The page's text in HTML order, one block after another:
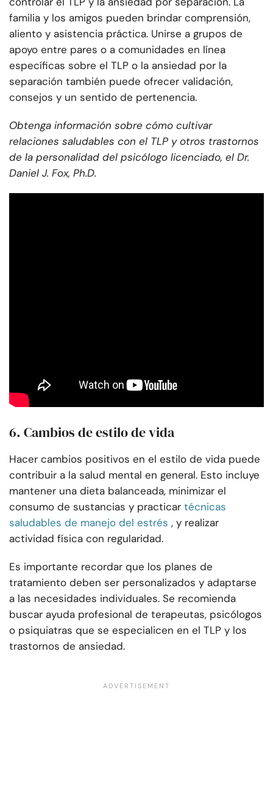
familia y los amigos pueden brindar comprensión,
aliento y asistencia práctica. Unirse a grupos de
apoyo entre pares o a comunidades en línea
específicas sobre el TLP o la ansiedad por la
separación también puede ofrecer validación,
consejos y un sentido de pertenencia.
Obtenga información sobre cómo cultivar
relaciones saludables con el TLP y otros trastornos
de la personalidad del psicólogo licenciado, el Dr.
Daniel J. Fox, Ph.D.
6. Cambios de estilo de vida
Hacer cambios positivos en el estilo de vida puede
contribuir a la salud mental en general. Esto incluye
mantener una dieta balanceada, minimizar el
consumo de sustancias y practicar técnicas
saludables de manejo del estrés , y realizar
actividad física con regularidad.
Es importante recordar que los planes de
tratamiento deben ser personalizados y adaptarse
a las necesidades individuales. Se recomienda
buscar ayuda profesional de terapeutas, psicólogos
o psiquiatras que se especialicen en el TLP y los
trastornos de ansiedad.